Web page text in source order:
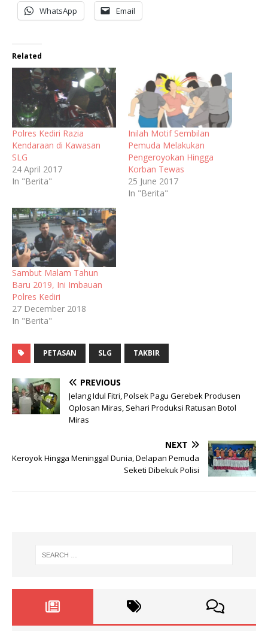
WhatsApp Email
Related
Polres Kediri Razia
Kendaraan di Kawasan
SLG
24 April 2017
In "Berita"
Inilah Motif Sembilan
Pemuda Melakukan
Pengeroyokan Hingga
Korban Tewas
25 June 2017
In "Berita"
Sambut Malam Tahun
Baru 2019, Ini Imbauan
Polres Kediri
27 December 2018
In "Berita"
PETASAN SLG TAKBIR
PREVIOUS
Jelang Idul Fitri, Polsek Pagu Gerebek Produsen
Oplosan Miras, Sehari Produksi Ratusan Botol
Miras
NEXT
Keroyok Hingga Meninggal Dunia, Delapan Pemuda
Seketi Dibekuk Polisi